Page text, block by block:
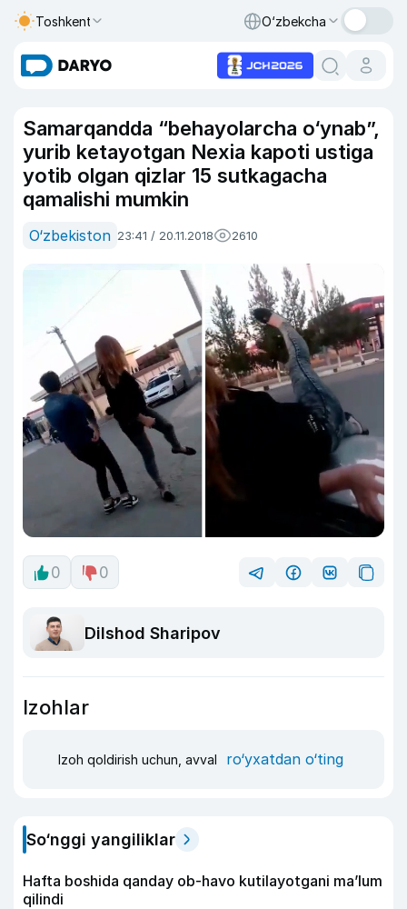
Toshkent O‘zbekcha
Samarqandda “behayolarcha o‘ynab”,
yurib ketayotgan Nexia kapoti ustiga
yotib olgan qizlar 15 sutkagacha
qamalishi mumkin
O‘zbekiston 23:41 / 20.11.2018 2610
0 0
Dilshod Sharipov
Izohlar
Izoh qoldirish uchun, avval ro‘yxatdan o‘ting
So‘nggi yangiliklar
Hafta boshida qanday ob-havo kutilayotgani ma’lum
qilindi